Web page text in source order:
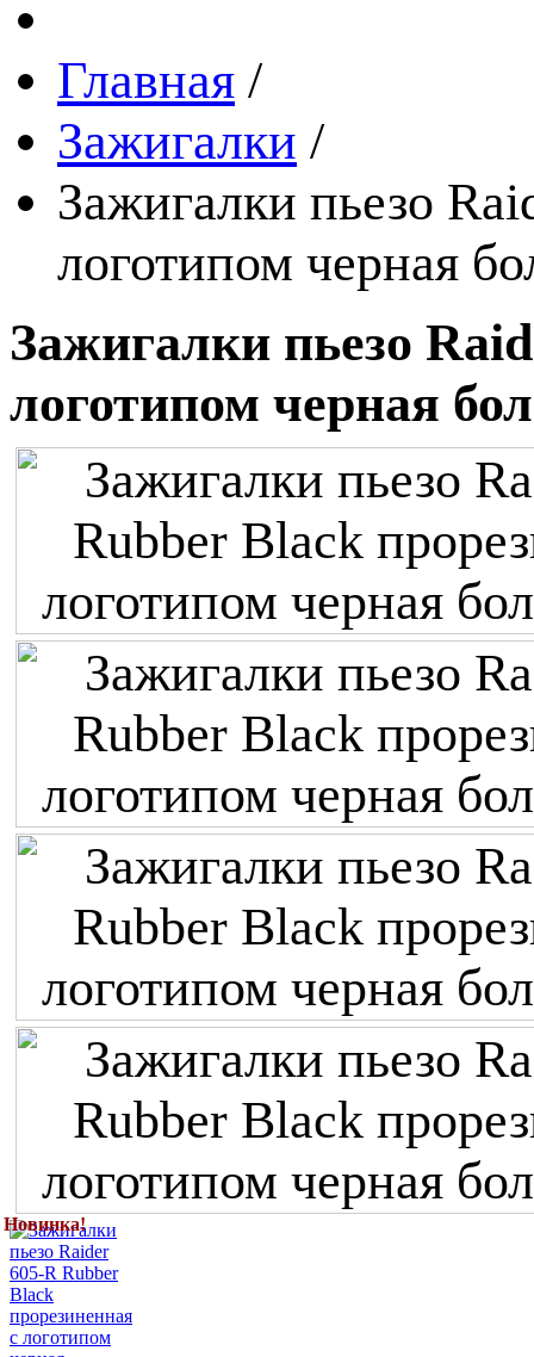
Главная /
Зажигалки /
Зажигалки пьезо
логотипом черная
Зажигалки пьезо
логотипом черная
Новинка!